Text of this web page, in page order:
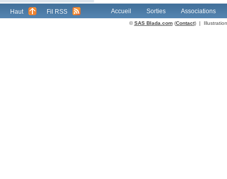
Haut Fil RSS Accueil Sorties Associations
©SAS Blada.com(Contact) |